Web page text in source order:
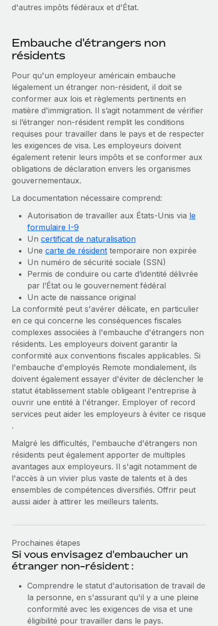
d'autres impôts fédéraux et d'État.
Embauche d'étrangers non
résidents
Pour qu'un employeur américain embauche
légalement un étranger non-résident, il doit se
conformer aux lois et règlements pertinents en
matière d'immigration. Il s’agit notamment de vérifier
si l’étranger non-résident remplit les conditions
requises pour travailler dans le pays et de respecter
les exigences de visa. Les employeurs doivent
également retenir leurs impôts et se conformer aux
obligations de déclaration envers les organismes
gouvernementaux.
La documentation nécessaire comprend:
Autorisation de travailler aux États-Unis via le
formulaire I-9
Un certificat de naturalisation
Une carte de résident temporaire non expirée
Un numéro de sécurité sociale (SSN)
Permis de conduire ou carte d’identité délivrée
par l’État ou le gouvernement fédéral
Un acte de naissance original
La conformité peut s'avérer délicate, en particulier
en ce qui concerne les conséquences fiscales
complexes associées à l'embauche d'étrangers non
résidents. Les employeurs doivent garantir la
conformité aux conventions fiscales applicables. Si
l'embauche d'employés Remote mondialement, ils
doivent également essayer d'éviter de déclencher le
statut établissement stable obligeant l'entreprise à
ouvrir une entité à l'étranger. Employer of record
services peut aider les employeurs à éviter ce risque
.
Malgré les difficultés, l'embauche d'étrangers non
résidents peut également apporter de multiples
avantages aux employeurs. Il s'agit notamment de
l'accès à un vivier plus vaste de talents et à des
ensembles de compétences diversifiés. Offrir peut
aussi aider à attirer les meilleurs talents.
Prochaines étapes
Si vous envisagez d'embaucher un
étranger non-résident :
Comprendre le statut d'autorisation de travail de
la personne, en s'assurant qu'il y a une pleine
conformité avec les exigences de visa et une
éligibilité pour travailler dans le pays.